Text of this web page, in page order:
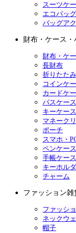
スーツケ
エコバッグ
バッグア
財布・ケース・
財布・ケ
長財布
折りたた
コインケ
カードケ
パスケース
キーケース
マネーク
ポーチ
スマホ・
ペンケース
手帳ケー
キーホル
チャーム
ファッション雑
ファッシ
ネックウ
帽子